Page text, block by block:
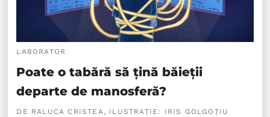
LABORATOR
Poate o tabără să țină băieții
departe de manosferă?
DE RALUCA CRISTEA, ILUSTRAȚIE: IRIS GOLGOȚIU